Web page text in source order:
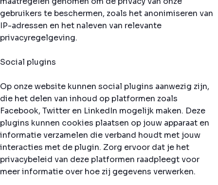
gebruikers te beschermen, zoals het anonimiseren van
IP-adressen en het naleven van relevante
privacyregelgeving.
Social plugins
Op onze website kunnen social plugins aanwezig zijn,
die het delen van inhoud op platformen zoals
Facebook, Twitter en LinkedIn mogelijk maken. Deze
plugins kunnen cookies plaatsen op jouw apparaat en
informatie verzamelen die verband houdt met jouw
interacties met de plugin. Zorg ervoor dat je het
privacybeleid van deze platformen raadpleegt voor
meer informatie over hoe zij gegevens verwerken.